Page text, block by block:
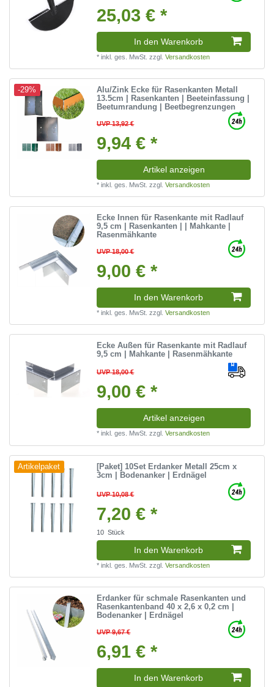
25,03 € *
In den Warenkorb
*inkl. ges. MwSt. zzgl.Versandkosten
-29%
Alu/Zink Ecke für Rasenkanten Metall
13.5cm | Rasenkanten | Beeteinfassung |
Beetumrandung | Beetbegrenzungen
UVP 13,92 €
9,94 € *
Artikel anzeigen
*inkl. ges. MwSt. zzgl.Versandkosten
Ecke Innen für Rasenkante mit Radlauf
9,5 cm | Rasenkanten | | Mahkante |
Rasenmähkante
UVP 18,00 €
9,00 € *
In den Warenkorb
*inkl. ges. MwSt. zzgl.Versandkosten
Ecke Außen für Rasenkante mit Radlauf
9,5 cm | Mahkante | Rasenmähkante
UVP 18,00 €
9,00 € *
Artikel anzeigen
*inkl. ges. MwSt. zzgl.Versandkosten
Artikelpaket
[Paket] 10Set Erdanker Metall 25cm x
3cm | Bodenanker | Erdnägel
UVP 10,08 €
7,20 € *
10 Stück
In den Warenkorb
*inkl. ges. MwSt. zzgl.Versandkosten
Erdanker für schmale Rasenkanten und
Rasenkantenband 40 x 2,6 x 0,2 cm |
Bodenanker | Erdnägel
UVP 9,67 €
6,91 € *
In den Warenkorb